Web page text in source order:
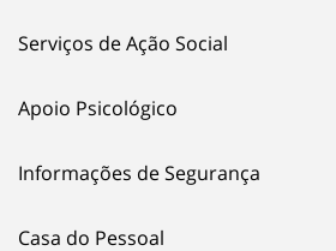
Serviços de Ação Social
Apoio Psicológico
Informações de Segurança
Casa do Pessoal